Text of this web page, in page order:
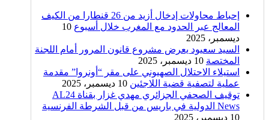
إحباط محاولات إدخال أزيد من 26 قنطارا من الكيف
المعالج عبر الحدود مع المغرب خلال أسبوع 10
ديسمبر، 2025
السيد سعيود يعرض مشروع قانون المرور أمام اللجنة
المختصة 10 ديسمبر، 2025
استيلاء الاحتلال الصهيوني على مقر “أونروا” مقدمة
عملية لتصفية قضية اللاجئين 10 ديسمبر، 2025
توقيف الصحفي الجزائري مهدي غزار بقناة AL24
News الدولية في باريس من قبل الشرطة الفرنسية
10 ديسمبر، 2025